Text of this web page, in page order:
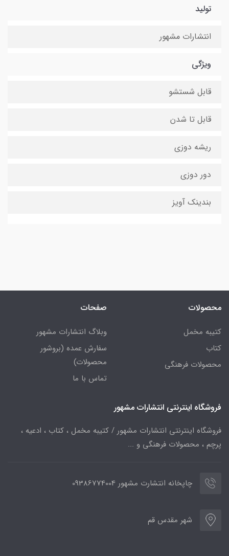
تولید
انتشارات مشهور
ویژگی
قابل شستشو
قابل تا شدن
ریشه دوزی
دور دوزی
بندینک آویز
محصولات
کتیبه مخمل
کتاب
محصولات فرهنگی
صفحات
وبلاگ انتشارات مشهور
سفارش عمده (بروشور
محصولات)
تماس با ما
فروشگاه اینترنتی انتشارات مشهور
فروشگاه اینترنتی انتشارات مشهور / کتیبه مخمل ، کتاب ، ادعیه ،
پرچم ، محصولات فرهنگی و ...
چاپخانه انتشارت مشهور 09386774004
شهر مقدس قم